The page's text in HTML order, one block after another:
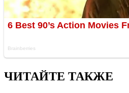
ЧИТАЙТЕ ТАКЖЕ